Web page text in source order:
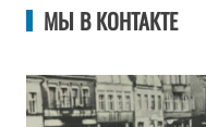
МЫ В КОНТАКТЕ